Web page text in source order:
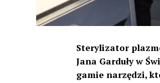
Sterylizator
Jana Garduły w
gamie narzędzi,